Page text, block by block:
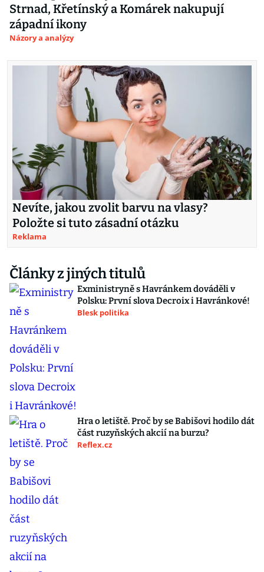
Strnad, Křetínský a Komárek nakupují
západní ikony
Názory a analýzy
Nevíte, jakou zvolit barvu na vlasy?
Položte si tuto zásadní otázku
Reklama
Články z jiných titulů
Exministryně s Havránkem dováděli v
Polsku: První slova Decroix i Havránkové!
Blesk politika
Hra o letiště. Proč by se Babišovi hodilo dát
část ruzyňských akcií na burzu?
Reflex.cz